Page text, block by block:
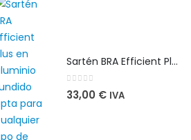
Sartén BRA Efficient Plus 26 cm en aluminio fundido apta para cualquier tipo de cocina
0 out of 5
33,00 € IVA